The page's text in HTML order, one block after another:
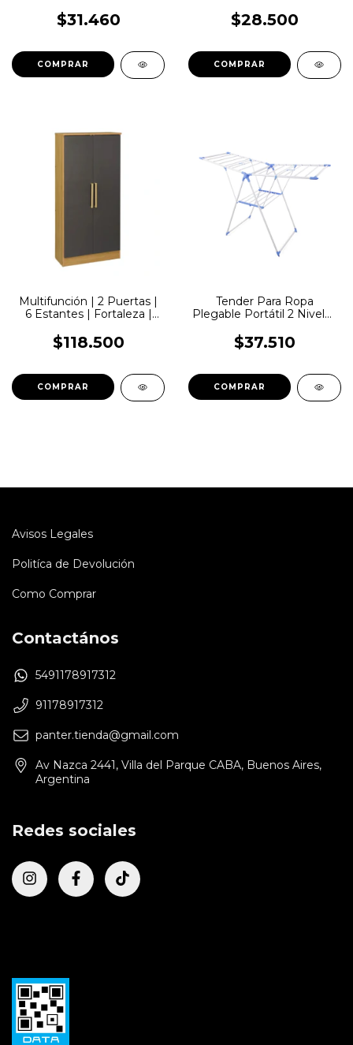
$31.460 $28.500
Multifunción | 2 Puertas |
6 Estantes | Fortaleza |
$118.500
Tender Para Ropa
Plegable Portátil 2 Niveles
$37.510
Avisos Legales
Politíca de Devolución
Como Comprar
Contactános
5491178917312
91178917312
panter.tienda@gmail.com
Av Nazca 2441, Villa del Parque CABA, Buenos Aires,
Argentina
Redes sociales